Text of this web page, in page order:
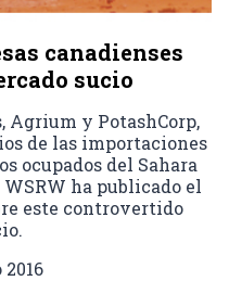
canadienses
sucio
Agrium y PotashCorp,
de las importaciones
ocupados del Sahara
ha publicado el
este controvertido